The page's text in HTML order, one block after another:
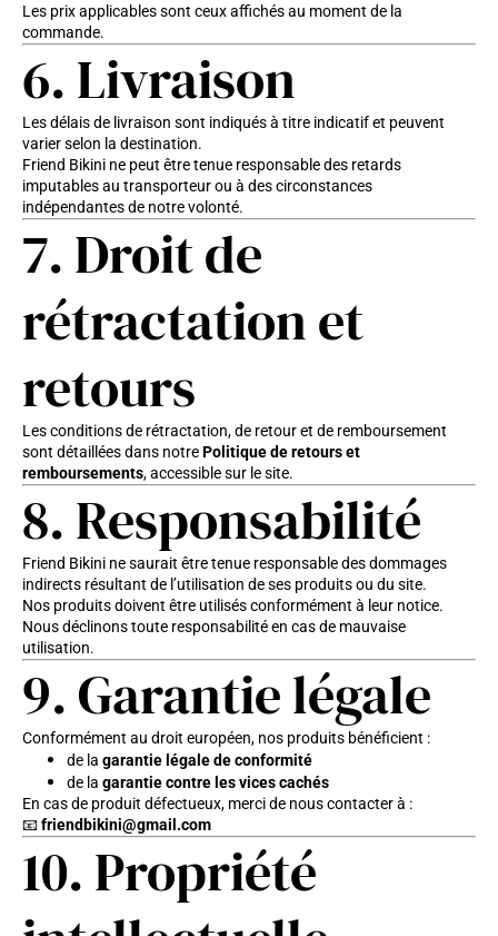
Les prix applicables sont ceux affichés au moment de la
commande.
6. Livraison
Les délais de livraison sont indiqués à titre indicatif et peuvent
varier selon la destination.
Friend Bikini ne peut être tenue responsable des retards
imputables au transporteur ou à des circonstances
indépendantes de notre volonté.
7. Droit de
rétractation et
retours
Les conditions de rétractation, de retour et de remboursement
sont détaillées dans notrePolitique de retours et
remboursements, accessible sur le site.
8. Responsabilité
Friend Bikini ne saurait être tenue responsable des dommages
indirects résultant de l’utilisation de ses produits ou du site.
Nos produits doivent être utilisés conformément à leur notice.
Nous déclinons toute responsabilité en cas de mauvaise
utilisation.
9. Garantie légale
Conformément au droit européen, nos produits bénéficient :
de la garantie légale de conformité
de la garantie contre les vices cachés
En cas de produit défectueux, merci de nous contacter à :
📧friendbikini@gmail.com
10. Propriété